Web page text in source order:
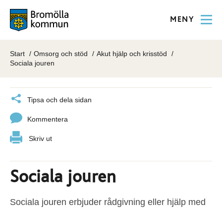
MENY
Start Omsorg och stöd
Akut hjälp och krisstöd
Sociala jouren
Tipsa och dela sidan
Kommentera
Skriv ut
Sociala jouren
Sociala jouren erbjuder rådgivning eller hjälp med